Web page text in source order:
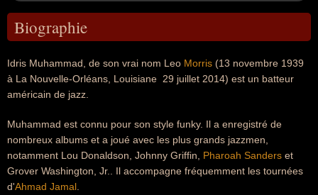
Biographie
Idris Muhammad, de son vrai nom Leo Morris (13 novembre 1939
à La Nouvelle-Orléans, Louisiane  29 juillet 2014) est un batteur
américain de jazz.
Muhammad est connu pour son style funky. Il a enregistré de
nombreux albums et a joué avec les plus grands jazzmen,
notamment Lou Donaldson, Johnny Griffin, Pharoah Sanders et
Grover Washington, Jr.. Il accompagne fréquemment les tournées
d'Ahmad Jamal